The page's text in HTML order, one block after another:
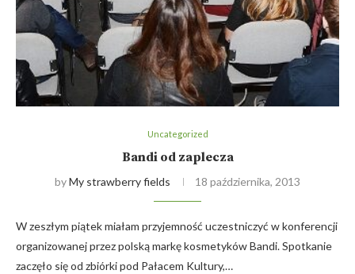
Uncategorized
Bandi od zaplecza
byMy strawberry fields 18 października, 2013
W zeszłym piątek miałam przyjemność uczestniczyć w konferencji
organizowanej przez polską markę kosmetyków Bandi. Spotkanie
zaczęło się od zbiórki pod Pałacem Kultury,…